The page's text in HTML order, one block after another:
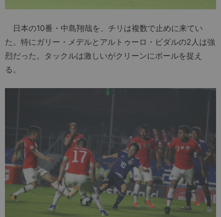
日本の10番・中島翔哉を、チリは複数で止めに来てい
た。特にガリー・メデルとアルトゥーロ・ビダルの2人は強
烈だった。タックルは激しいがクリーンにボールを捉え
る。